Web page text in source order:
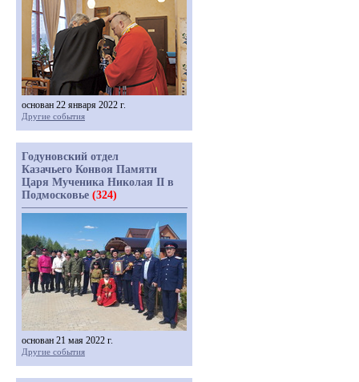
основан 22 января 2022 г.
Другие события
Годуновский отдел
Казачьего Конвоя Памяти
Царя Мученика Николая II в
Подмосковье (324)
основан 21 мая 2022 г.
Другие события